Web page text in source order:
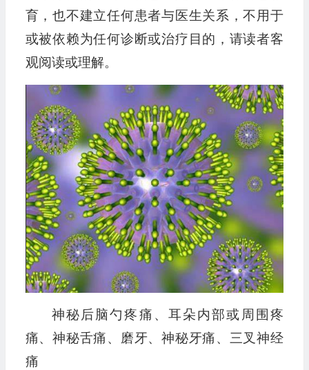
育，也不建立任何患者与医生关系，不用于
或被依赖为任何诊断或治疗目的，请读者客
观阅读或理解。
神秘后脑勺疼痛、耳朵内部或周围疼
痛、神秘舌痛、磨牙、神秘牙痛、三叉神经
痛